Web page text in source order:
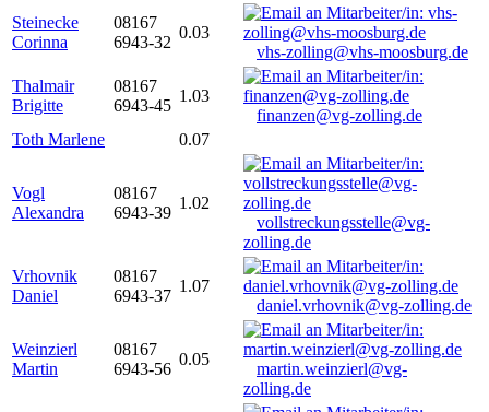
Steinecke
Corinna
08167
6943-32
0.03
vhs-zolling@vhs-moosburg.de
Thalmair
Brigitte
08167
6943-45
1.03
finanzen@vg-zolling.de
Toth Marlene
0.07
Vogl
Alexandra
08167
6943-39
1.02
vollstreckungsstelle@vg-
zolling.de
Vrhovnik
Daniel
08167
6943-37
1.07
daniel.vrhovnik@vg-zolling.de
Weinzierl
Martin
08167
6943-56
0.05
martin.weinzierl@vg-
zolling.de